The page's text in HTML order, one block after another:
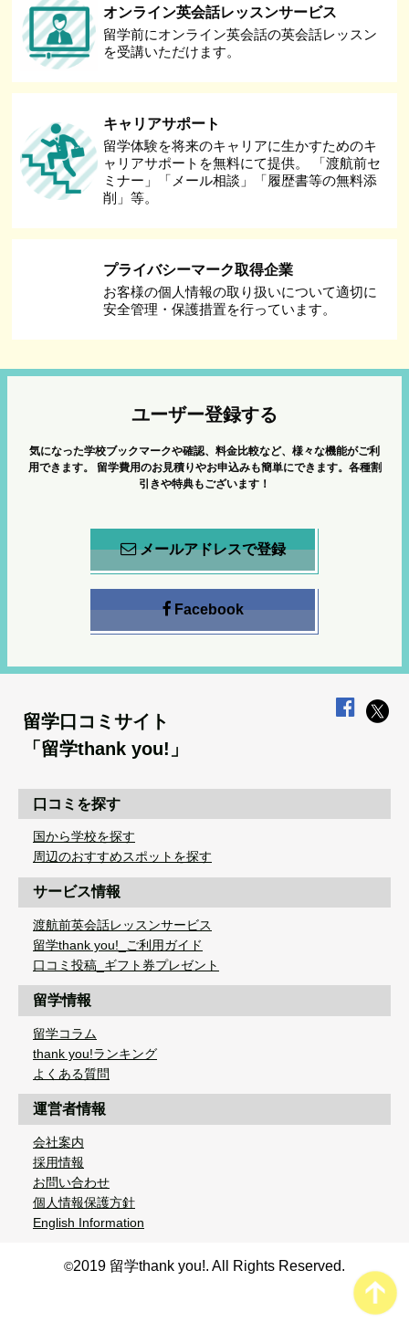
オンライン英会話レッスンサービス
留学前にオンライン英会話の英会話レッスン
を受講いただけます。
キャリアサポート
留学体験を将来のキャリアに生かすためのキ
ャリアサポートを無料にて提供。 「渡航前セ
ミナー」「メール相談」「履歴書等の無料添
削」等。
プライバシーマーク取得企業
お客様の個人情報の取り扱いについて適切に
安全管理・保護措置を行っています。
ユーザー登録する
気になった学校ブックマークや確認、料金比較など、様々な機能がご利
用できます。
留学費用のお見積りやお申込みも簡単にできます。各種割
引きや特典もございます！
メールアドレスで登録
Facebook
留学口コミサイト
「留学thank you!」
口コミを探す
国から学校を探す
周辺のおすすめスポットを探す
サービス情報
渡航前英会話レッスンサービス
留学thank you!_ご利用ガイド
口コミ投稿_ギフト券プレゼント
留学情報
留学コラム
thank you!ランキング
よくある質問
運営者情報
会社案内
採用情報
お問い合わせ
個人情報保護方針
English Information
©2019 留学thank you!. All Rights Reserved.